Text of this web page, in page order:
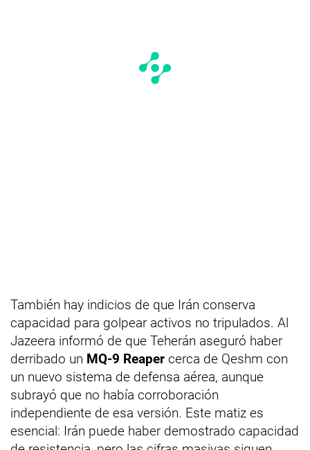
También hay indicios de que Irán conserva
capacidad para golpear activos no tripulados. Al
Jazeera informó de que Teherán aseguró haber
derribado un MQ-9 Reaper cerca de Qeshm con
un nuevo sistema de defensa aérea, aunque
subrayó que no había corroboración
independiente de esa versión. Este matiz es
esencial: Irán puede haber demostrado capacidad